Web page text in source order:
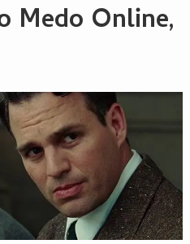
Medo Online,